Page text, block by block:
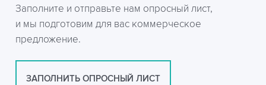
Заполните и отправьте нам опросный лист,
и мы подготовим для вас коммерческое
предложение.
ЗАПОЛНИТЬ ОПРОСНЫЙ ЛИСТ